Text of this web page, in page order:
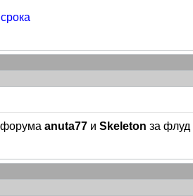
форума anuta77 и Skeleton за флуд